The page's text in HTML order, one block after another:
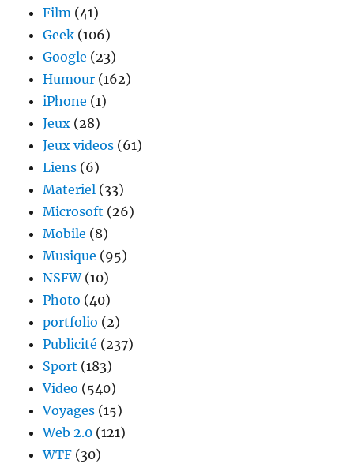
Film (41)
Geek (106)
Google (23)
Humour (162)
iPhone (1)
Jeux (28)
Jeux videos (61)
Liens (6)
Materiel (33)
Microsoft (26)
Mobile (8)
Musique (95)
NSFW(10)
Photo (40)
portfolio (2)
Publicité (237)
Sport (183)
Video (540)
Voyages (15)
Web 2.0 (121)
WTF (30)